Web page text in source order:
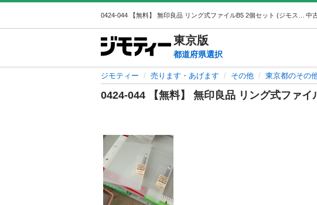
中
東京版
都道府県選択
ジモティー 売ります・あげます その他 東京都のその
0424-044 【無料】 無印良品 リング式ファイ